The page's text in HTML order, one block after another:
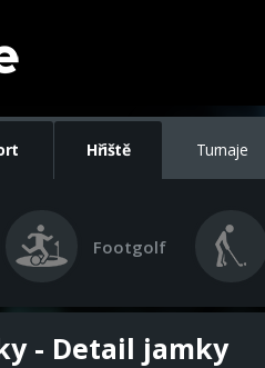
Hřiště Turnaje
Footgolf
- Detail jamky